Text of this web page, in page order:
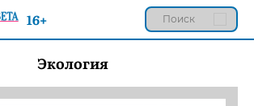
Экология
16+